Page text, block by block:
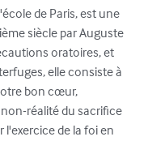
de Paris, est une
siècle par Auguste
oratoires, et
elle consiste à
bon cœur,
réalité du sacrifice
l'exercice de la foi en